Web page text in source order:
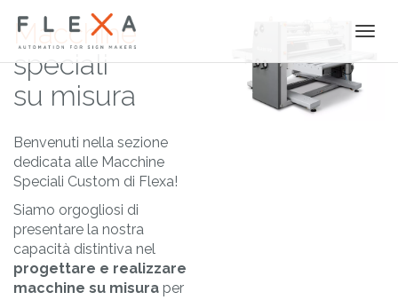
Macchine
speciali
su misura
Benvenuti nella sezione
dedicata alle Macchine
Speciali Custom di Flexa!
Siamo orgogliosi di
presentare la nostra
capacità distintiva nel
progettare e realizzare
macchine su misura per